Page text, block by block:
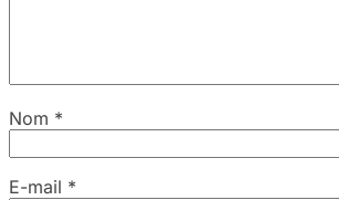
Nom *
E-mail *